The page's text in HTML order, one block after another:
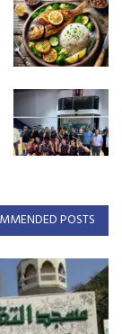
POSTS